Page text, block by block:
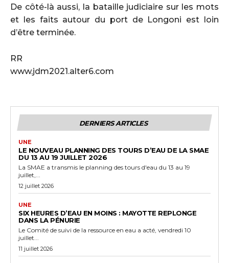
De côté-là aussi, la bataille judiciaire sur les mots
et les faits autour du port de Longoni est loin
d’être terminée.
RR
www.jdm2021.alter6.com
DERNIERS ARTICLES
UNE
LE NOUVEAU PLANNING DES TOURS D’EAU DE LA SMAE
DU 13 AU 19 JUILLET 2026
La SMAE a transmis le planning des tours d'eau du 13 au 19
juillet,...
12 juillet 2026
UNE
SIX HEURES D’EAU EN MOINS : MAYOTTE REPLONGE
DANS LA PÉNURIE
Le Comité de suivi de la ressource en eau a acté, vendredi 10
juillet...
11 juillet 2026